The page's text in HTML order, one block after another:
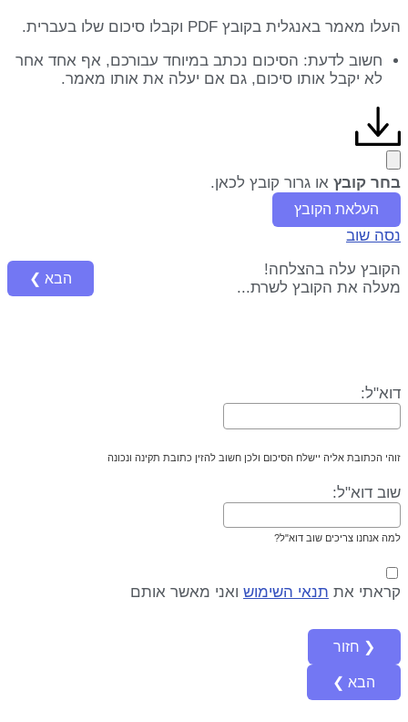
העלו מאמר באנגלית בקובץ PDF וקבלו סיכום שלו בעברית.
חשוב לדעת: הסיכום נכתב במיוחד עבורכם, אף אחד אחר
לא יקבל אותו סיכום, גם אם יעלה את אותו מאמר.
בחר קובץ או גרור קובץ לכאן.
העלאת הקובץ
נסה שוב
הקובץ עלה בהצלחה!
מעלה את הקובץ לשרת...
הבא ❯
דוא"ל:
זוהי הכתובת אליה יישלח הסיכום ולכן חשוב להזין כתובת תקינה ונכונה
שוב דוא"ל:
למה אנחנו צריכים שוב דוא"ל?
קראתי את תנאי השימוש ואני מאשר אותם